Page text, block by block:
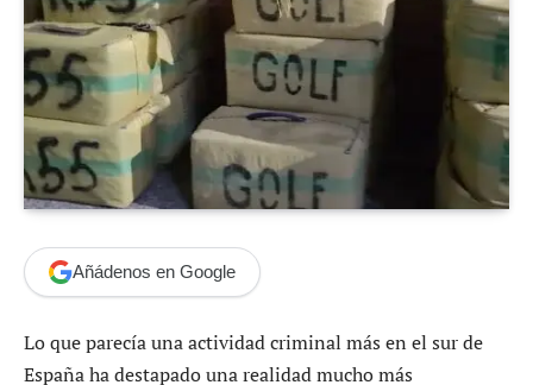
Añádenos en Google
Lo que parecía una actividad criminal más en el sur de
España ha destapado una realidad mucho más